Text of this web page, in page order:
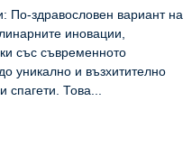
По-здравословен вариант на
иновации,
със съвременното
уникално и възхитително
спагети. Това...